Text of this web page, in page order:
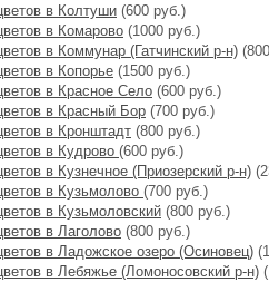
в Колтуши (600 руб.)
в Комарово (1000 руб.)
в Коммунар (Гатчинский р-н)
в Копорье (1500 руб.)
в Красное Село (600 руб.)
в Красный Бор (700 руб.)
в Кронштадт (800 руб.)
в Кудрово (600 руб.)
в Кузнечное (Приозерский р-н)
в Кузьмолово (700 руб.)
в Кузьмоловский (800 руб.)
в Лаголово (800 руб.)
в Ладожское озеро (Осиновец)
в Лебяжье (Ломоносовский р-н)